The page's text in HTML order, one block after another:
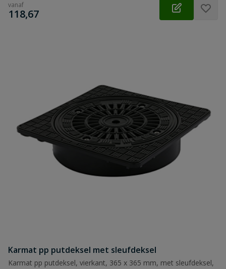
vanaf
€
118,67
Karmat pp putdeksel met sleufdeksel
Karmat pp putdeksel, vierkant, 365 x 365 mm, met sleufdeksel,